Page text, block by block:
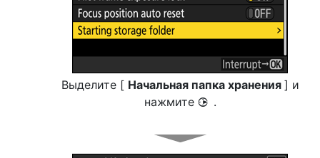
Выделите [ Начальная папка хранения ] и
нажмите 2 .